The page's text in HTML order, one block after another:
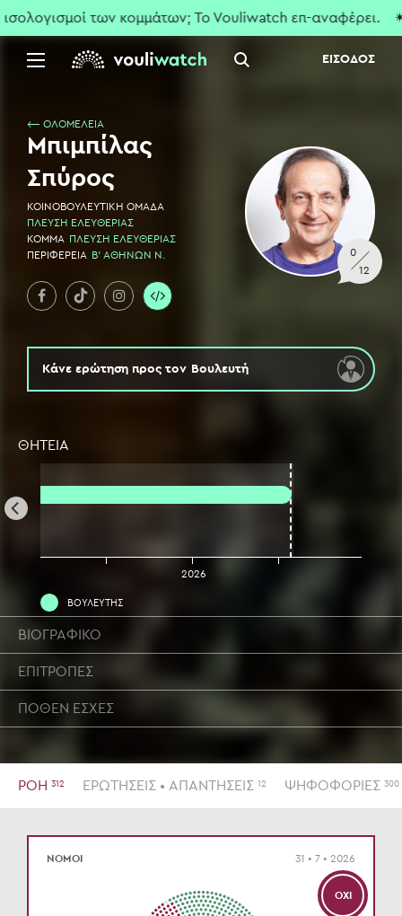
των κομμάτων; To Vouliwatch επ-αναφέρει.✴
ΕΙΣΟΔΟΣ
⟵ ΟΛΟΜΕΛΕΙΑ
Μπιμπίλας
Σπύρος
ΚΟΙΝΟΒΟΥΛΕΥΤΙΚΗ ΟΜΑΔΑ
ΠΛΕΥΣΗ ΕΛΕΥΘΕΡΙΑΣ
ΚΟΜΜΑ ΠΛΕΥΣΗ ΕΛΕΥΘΕΡΙΑΣ
ΠΕΡΙΦΕΡΕΙΑ Β' ΑΘΗΝΩΝ Ν.
0
12
Κάνε ερώτηση προς τον Βουλευτή
ΘΗΤΕΙΑ
2026
ΒΟΥΛΕΥΤΗΣ
ΒΙΟΓΡΑΦΙΚΟ
ΕΠΙΤΡΟΠΕΣ
ΠΟΘΕΝ ΕΣΧΕΣ
ΡΟΗ 312 ΕΡΩΤΗΣΕΙΣ • ΑΠΑΝΤΗΣΕΙΣ 12 ΨΗΦΟΦΟΡΙΕΣ 300
ΌΧΙ
ΝΟΜΟΙ 31 • 7 • 2026